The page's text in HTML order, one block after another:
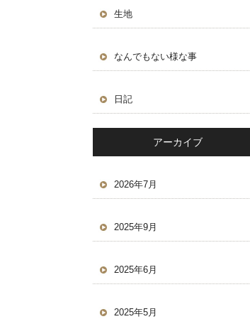
生地
なんでもない様な事
日記
アーカイブ
2026年7月
2025年9月
2025年6月
2025年5月